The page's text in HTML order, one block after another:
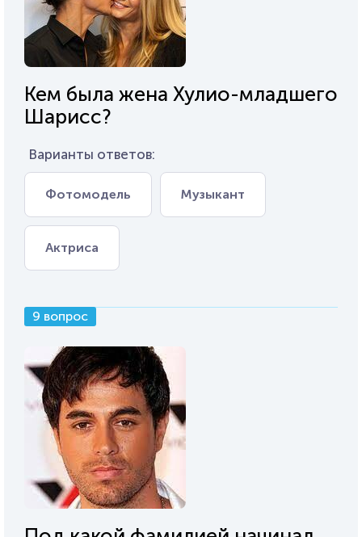
Кем была жена Хулио-младшего
Шарисс?
Варианты ответов:
Фотомодель Музыкант
Актриса
9 вопрос